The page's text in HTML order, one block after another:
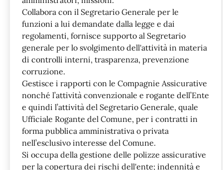
Collabora con il Segretario Generale per le
funzioni a lui demandate dalla legge e dai
regolamenti, fornisce supporto al Segretario
generale per lo svolgimento dell'attività in materia
di controlli interni, trasparenza, prevenzione
corruzione.
Gestisce i rapporti con le Compagnie Assicurative
nonché l’attività convenzionale e rogante dell’Ente
e quindi l’attività del Segretario Generale, quale
Ufficiale Rogante del Comune, per i contratti in
forma pubblica amministrativa o privata
nell’esclusivo interesse del Comune.
Si occupa della gestione delle polizze assicurative
per la copertura dei rischi dell'ente; indennità e